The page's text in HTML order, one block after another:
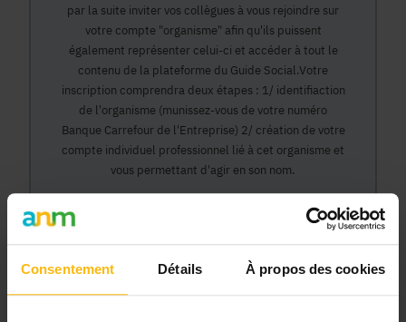
Consentement Détails À propos des cookies
par la suite inviter vos collègues à vous rejoindre sur
votre compte "organisme" afin qu'ils puissent
également représenter celui-ci et accéder à tout le
contenu de la plateforme du Guide Social.Votre
inscription comprendra deux étapes : 1/ identifiaction
de l'organisme (munissez-vous de votre numéro
Banque Carrefour de l'Entreprise) 2/ création de votre
compte individuel professionnel lié à cet organisme et
vous permettant d'agir en son nom.